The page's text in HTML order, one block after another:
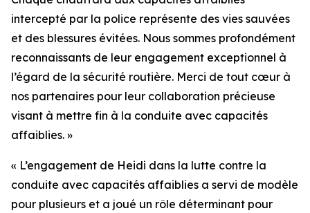
intercepté par la police représente des vies sauvées
et des blessures évitées. Nous sommes profondément
reconnaissants de leur engagement exceptionnel à
l’égard de la sécurité routière. Merci de tout cœur à
nos partenaires pour leur collaboration précieuse
visant à mettre fin à la conduite avec capacités
affaiblies. »
« L’engagement de Heidi dans la lutte contre la
conduite avec capacités affaiblies a servi de modèle
pour plusieurs et a joué un rôle déterminant pour